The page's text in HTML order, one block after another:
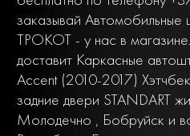
заказывай Автомобильные
ТРОКОТ - у нас в
доставит Каркасные
Accent (2010-2017)
задние двери STANDART
Молодечно , Бобруйск и